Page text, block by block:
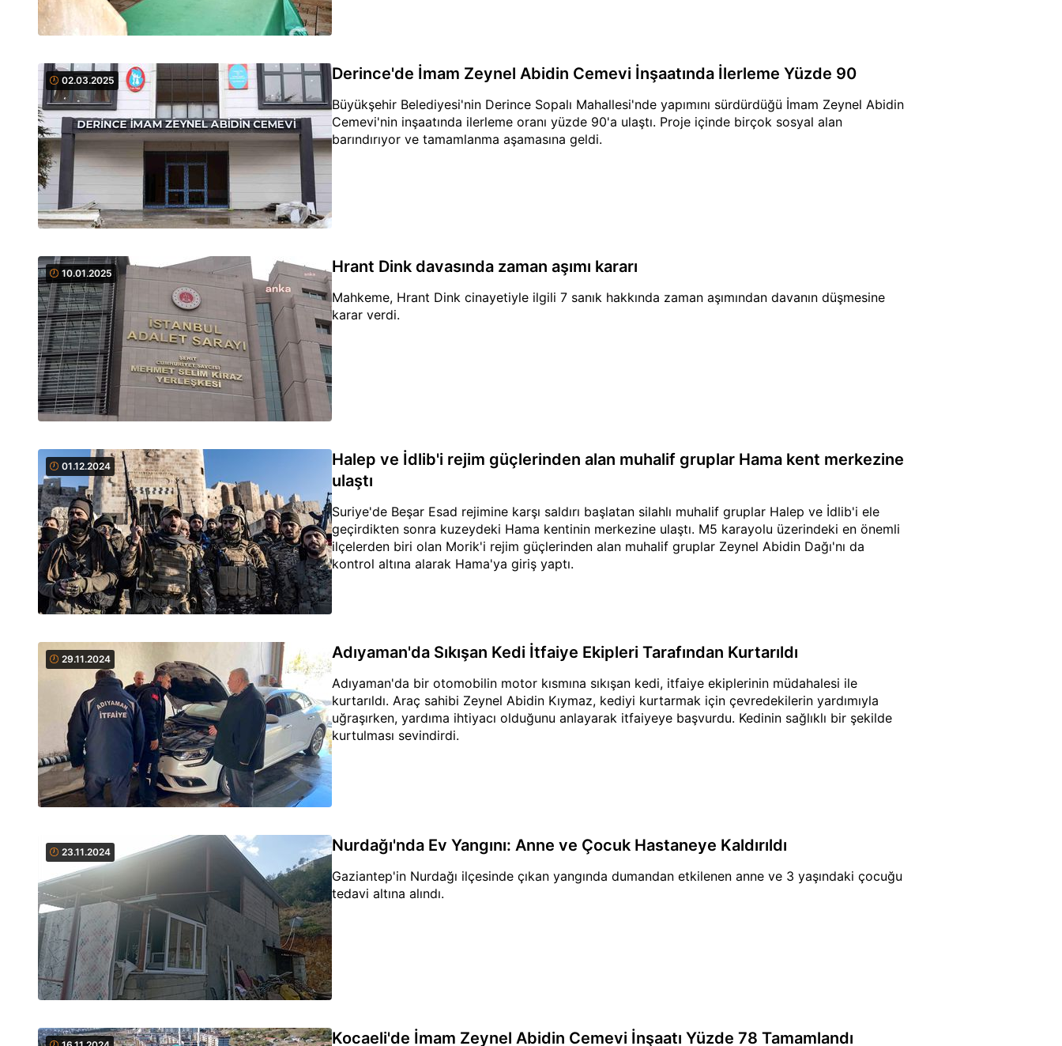
02.03.2025 Derince'de İmam Zeynel Abidin Cemevi İnşaatında İlerleme Yüzde 90
Büyükşehir Belediyesi'nin Derince Sopalı Mahallesi'nde yapımını sürdürdüğü İmam Zeynel Abidin
Cemevi'nin inşaatında ilerleme oranı yüzde 90'a ulaştı. Proje içinde birçok sosyal alan
barındırıyor ve tamamlanma aşamasına geldi.
10.01.2025 Hrant Dink davasında zaman aşımı kararı
Mahkeme, Hrant Dink cinayetiyle ilgili 7 sanık hakkında zaman aşımından davanın düşmesine
karar verdi.
01.12.2024
Halep ve İdlib'i rejim güçlerinden alan muhalif gruplar Hama kent merkezine
ulaştı
Suriye'de Beşar Esad rejimine karşı saldırı başlatan silahlı muhalif gruplar Halep ve İdlib'i ele
geçirdikten sonra kuzeydeki Hama kentinin merkezine ulaştı. M5 karayolu üzerindeki en önemli
ilçelerden biri olan Morik'i rejim güçlerinden alan muhalif gruplar Zeynel Abidin Dağı'nı da
kontrol altına alarak Hama'ya giriş yaptı.
29.11.2024 Adıyaman'da Sıkışan Kedi İtfaiye Ekipleri Tarafından Kurtarıldı
Adıyaman'da bir otomobilin motor kısmına sıkışan kedi, itfaiye ekiplerinin müdahalesi ile
kurtarıldı. Araç sahibi Zeynel Abidin Kıymaz, kediyi kurtarmak için çevredekilerin yardımıyla
uğraşırken, yardıma ihtiyacı olduğunu anlayarak itfaiyeye başvurdu. Kedinin sağlıklı bir şekilde
kurtulması sevindirdi.
23.11.2024 Nurdağı'nda Ev Yangını: Anne ve Çocuk Hastaneye Kaldırıldı
Gaziantep'in Nurdağı ilçesinde çıkan yangında dumandan etkilenen anne ve 3 yaşındaki çocuğu
tedavi altına alındı.
Kocaeli'de İmam Zeynel Abidin Cemevi İnşaatı Yüzde 78 Tamamlandı